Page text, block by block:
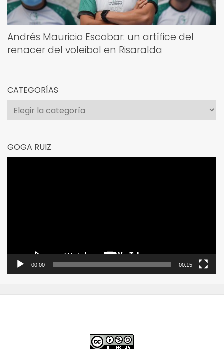
Andrés Mauricio Escobar: un artífice del
renacer del voleibol en Risaralda
CATEGORÍAS
Categorías
GOGA RUIZ
00:00 00:15